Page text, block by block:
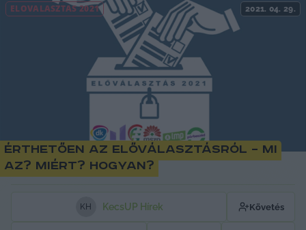
ELŐVÁLASZTÁS 2021 2021. 04. 29.
Érthetően az előválasztásról – Mi
az? Miért? Hogyan?
K H KecsUP Hírek Követés